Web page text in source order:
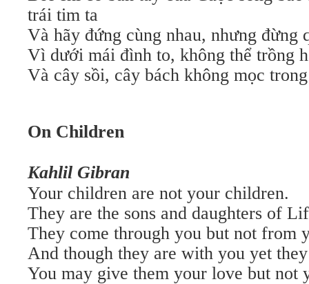
trái tim ta
Và hãy đứng cùng nhau, nhưng đừng
Vì dưới mái đình to, không thể trồng
Và cây sồi, cây bách không mọc
On Children
Kahlil Gibran
Your children are not your children.
They are the sons and daughters of
They come through you but not from
And though they are with you yet
You may give them your love but not